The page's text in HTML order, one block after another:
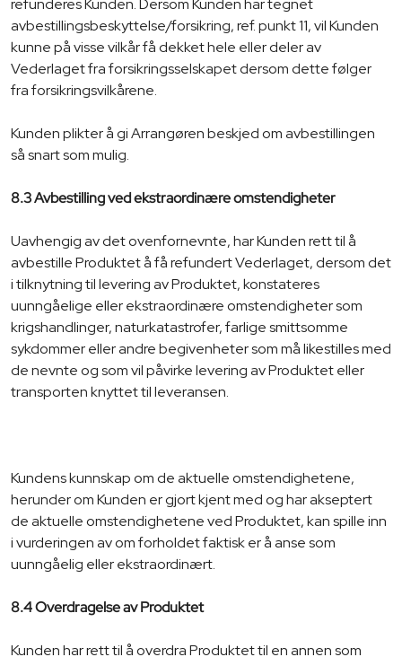
refunderes Kunden. Dersom Kunden har tegnet
avbestillingsbeskyttelse/forsikring, ref. punkt 11, vil Kunden
kunne på visse vilkår få dekket hele eller deler av
Vederlaget fra forsikringsselskapet dersom dette følger
fra forsikringsvilkårene.
Kunden plikter å gi Arrangøren beskjed om avbestillingen
så snart som mulig.
8.3 Avbestilling ved ekstraordinære omstendigheter
Uavhengig av det ovenfornevnte, har Kunden rett til å
avbestille Produktet å få refundert Vederlaget, dersom det
i tilknytning til levering av Produktet, konstateres
uunngåelige eller ekstraordinære omstendigheter som
krigshandlinger, naturkatastrofer, farlige smittsomme
sykdommer eller andre begivenheter som må likestilles med
de nevnte og som vil påvirke levering av Produktet eller
transporten knyttet til leveransen.
Kundens kunnskap om de aktuelle omstendighetene,
herunder om Kunden er gjort kjent med og har akseptert
de aktuelle omstendighetene ved Produktet, kan spille inn
i vurderingen av om forholdet faktisk er å anse som
uunngåelig eller ekstraordinært.
8.4 Overdragelse av Produktet
Kunden har rett til å overdra Produktet til en annen som